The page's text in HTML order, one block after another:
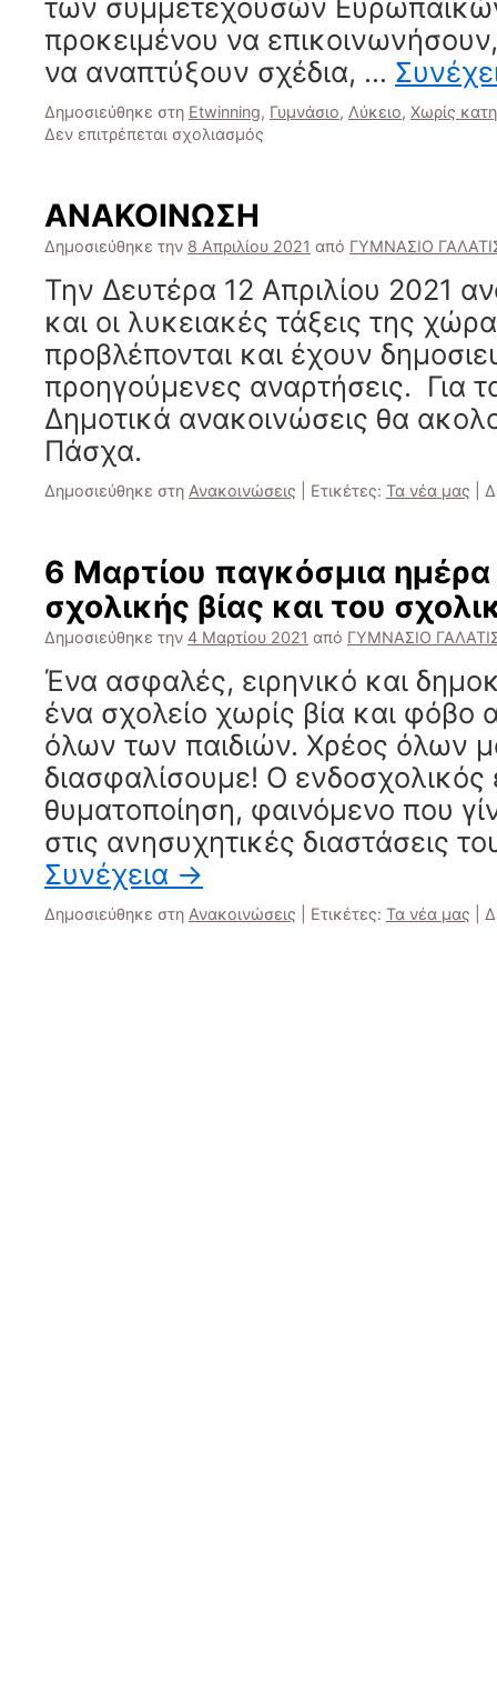
των συμμετεχουσών
προκειμένου να
να αναπτύξουν σχέδια, …
Δημοσιεύθηκε στη Etwinning, Γυμνάσιο, Λύκειο, Χωρίς
Δεν επιτρέπεται σχολιασμός
etwinning
ΑΝΑΚΟΙΝΩΣΗ
Δημοσιεύθηκε την 8 Απριλίου 2021 από ΓΥΜΝΑΣΙΟ
Την Δευτέρα 12 Απριλίου 2021
και οι λυκειακές τάξεις της
προβλέπονται και έχουν
προηγούμενες αναρτήσεις. Για
Δημοτικά ανακοινώσεις θα
Πάσχα.
Δημοσιεύθηκε στη Ανακοινώσεις Ετικέτες: Τα νέα μας
6 Μαρτίου παγκόσμια
σχολικής βίας και του
Δημοσιεύθηκε την 4 Μαρτίου 2021 από ΓΥΜΝΑΣΙΟ
Ένα ασφαλές, ειρηνικό και
ένα σχολείο χωρίς βία και φόβο
όλων των παιδιών. Χρέος όλων
διασφαλίσουμε! Ο ενδοσχολικός
θυματοποίηση, φαινόμενο που
στις ανησυχητικές διαστάσεις
Συνέχεια →
Δημοσιεύθηκε στη Ανακοινώσεις Ετικέτες: Τα νέα μας